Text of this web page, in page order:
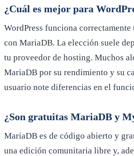
¿Cuál es mejor para
WordPress funciona
con MariaDB. La elección suele
tu proveedor de hosting. Muchos
MariaDB por su rendimiento y su
usuario note diferencias en el
¿Son gratuitas MariaDB y
MariaDB es de código abierto y
una edición comunitaria libre y,